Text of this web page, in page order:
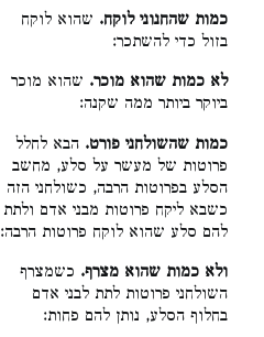
כמות שהחנוני לוקח. שהוא לוקח
בזול כדי להשתכר:
לא כמות שהוא מוכר. שהוא מוכר
ביוקר ביותר ממה שקנה:
כמות שהשולחני פורט. הבא לחלל
פרוטות של מעשר על סלע, מחשב
הסלע בפרוטות הרבה, כשולחני הזה
כשבא ליקח פרוטות מבני אדם ולתת
להם סלע שהוא לוקח פרוטות הרבה:
ולא כמות שהוא מצרף. כשמצרף
השולחני פרוטות לתת לבני אדם
בחלוף הסלע, נותן להם פחות: